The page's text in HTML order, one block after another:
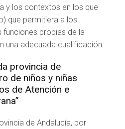
y los contextos en los que
que permitiera a los
funciones propias de la
una adecuada cualificación.
provincia de
de niños y niñas
de Atención e
de Andalucía, por